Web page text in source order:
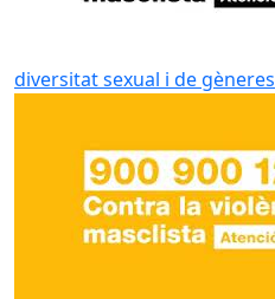
diversitat sexual i de gèneres